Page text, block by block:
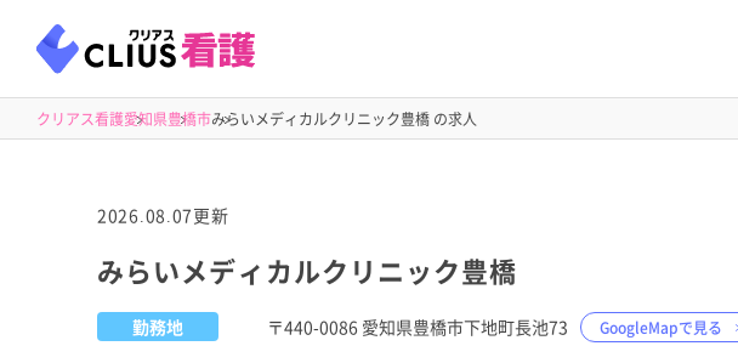
クリアス看護愛知県豊橋市みらいメディカルクリニック豊橋 の求人
2026.08.07更新
みらいメディカルクリニック豊橋
勤務地 〒440-0086 愛知県豊橋市下地町長池73 GoogleMapで見る